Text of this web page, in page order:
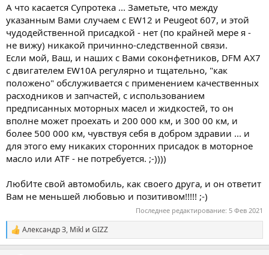
А что касается Супротека ... Заметьте, что между
указанным Вами случаем с EW12 и Peugeot 607, и этой
чудодейственной присадкой - нет (по крайней мере я -
не вижу) никакой причинно-следственной связи.
Если мой, Ваш, и наших с Вами соконфетников, DFM AX7
с двигателем EW10A регулярно и тщательно, "как
положено" обслуживается с применением качественных
расходников и запчастей, с использованием
предписанных моторных масел и жидкостей, то он
вполне может проехать и 200 000 км, и 300 00 км, и
более 500 000 км, чувствуя себя в добром здравии ... и
для этого ему никаких сторонних присадок в моторное
масло или ATF - не потребуется. ;-))))
ЛюбИте свой автомобиль, как своего друга, и он ответит
Вам не меньшей любовью и позитивом!!!!! ;-)
Последнее редактирование: 5 Фев 2021
С
и
Александр З, Mikl и GIZZ